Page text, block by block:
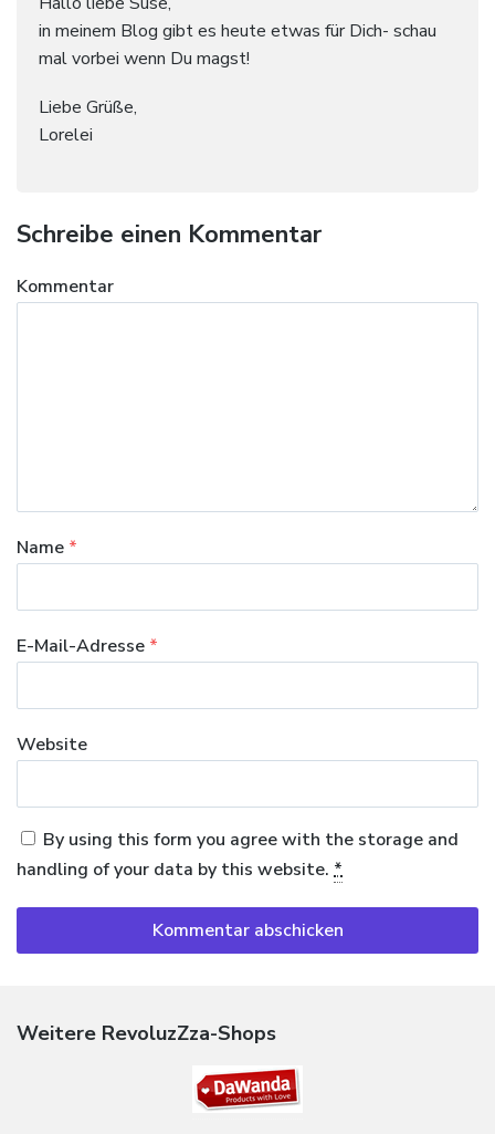
in meinem Blog gibt es heute etwas für Dich- schau
mal vorbei wenn Du magst!
Liebe Grüße,
Lorelei
Schreibe einen Kommentar
Kommentar
Name *
E-Mail-Adresse *
Website
By using this form you agree with the storage and
handling of your data by this website. *
Weitere RevoluzZza-Shops